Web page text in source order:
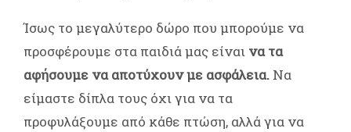
Ίσως το μεγαλύτερο δώρο που μπορούμε να
προσφέρουμε στα παιδιά μας είναι να τα
αφήσουμε να αποτύχουν με ασφάλεια. Να
είμαστε δίπλα τους όχι για να τα
προφυλάξουμε από κάθε πτώση, αλλά για να